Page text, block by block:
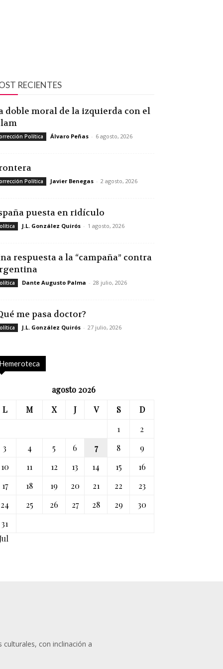
RECIENTES
doble moral de la izquierda con el
Política Álvaro Peñas - 6 agosto, 2026
Política Javier Benegas - 2 agosto, 2026
puesta en ridículo
J.L. González Quirós - 1 agosto, 2026
respuesta a la “campaña” contra
Dante Augusto Palma - 28 julio, 2026
me pasa doctor?
J.L. González Quirós - 27 julio, 2026
Hemeroteca
agosto 2026
L
M X J V S
D
1
2
3
4 5 6 7 8
9
10
11 12 13 14 15
16
17
18 19 20 21 22
23
24
25 26 27 28 29
30
31
con inclinación a